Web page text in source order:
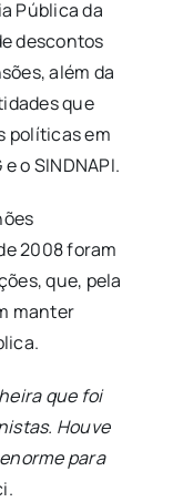
Pública da
descontos
além da
que
políticas em
o SINDNAPI.
2008 foram
que, pela
manter
que foi
Houve
para